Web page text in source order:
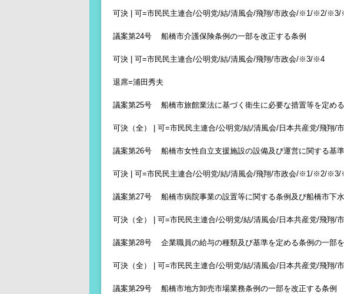
可決 | 可=市民民主連合/公明党/結/清風会/飛翔/市政会/※1/※2/
議案第24号 船橋市介護保険条例の一部を改正する条例
可決 | 可=市民民主連合/公明党/結/清風会/飛翔/市政会/※3/※4
退席=浦田秀夫
議案第25号 船橋市旅館業法に基づく衛生に必要な措置等を定め
可決（全） | 可=市民民主連合/公明党/結/清風会/日本共産党/飛
議案第26号 船橋市女性自立支援施設の設備及び運営に関する基
可決 | 可=市民民主連合/公明党/結/清風会/飛翔/市政会/※1/※2/
議案第27号 船橋市病院事業の設置等に関する条例及び船橋市下
可決（全） | 可=市民民主連合/公明党/結/清風会/日本共産党/飛
議案第28号 企業職員の給与の種類及び基準を定める条例の一部
可決（全） | 可=市民民主連合/公明党/結/清風会/日本共産党/飛
議案第29号 船橋市地方卸売市場業務条例の一部を改正する条例